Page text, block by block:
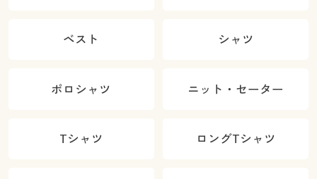
ベスト シャツ
ポロシャツ ニット・セーター
Tシャツ ロングTシャツ